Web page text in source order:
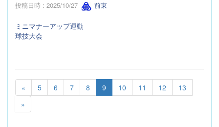
投稿日時 : 2025/10/27 前東
ミニマナーアップ運動
球技大会
« 5 6 7 8 9 10 11 12
13
»